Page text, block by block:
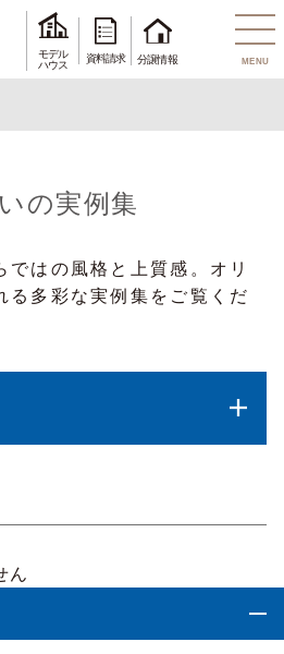
モデル
ハウス
資料請求 分譲情報 MENU
の実例集
ではの風格と上質感。オリ
る多彩な実例集をご覧くだ
ん